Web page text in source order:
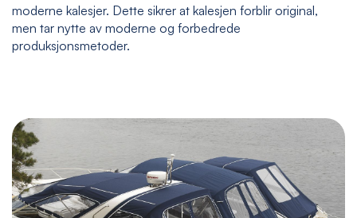
moderne kalesjer. Dette sikrer at kalesjen forblir original,
men tar nytte av moderne og forbedrede
produksjonsmetoder.